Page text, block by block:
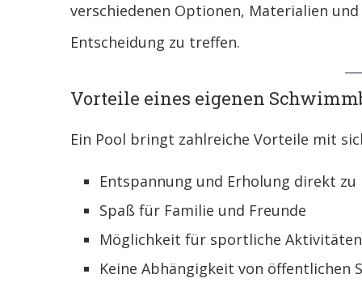
verschiedenen Optionen, Materialien
Entscheidung zu treffen.
Vorteile eines eigenen
Ein Pool bringt zahlreiche Vorteile mit
Entspannung und Erholung direkt zu
Spaß für Familie und Freunde
Möglichkeit für sportliche Aktivitäten
Keine Abhängigkeit von öffentlichen